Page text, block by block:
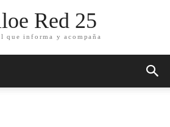
Red 25
que informa y acompaña